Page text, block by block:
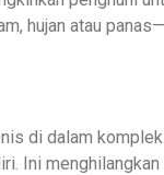
hujan atau
di dalam
Ini menghilangkan